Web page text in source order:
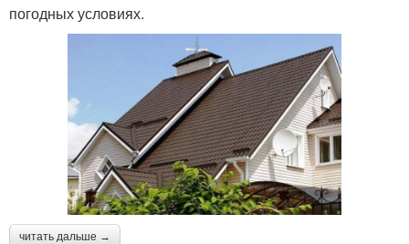
погодных условиях.
читать дальше →